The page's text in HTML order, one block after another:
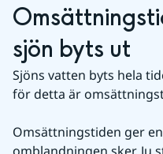
sjön byts ut
Sjöns vatten byts hela
för detta är
Omsättningstiden ger